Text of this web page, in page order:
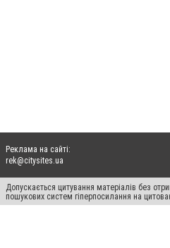
Реклама на сайті:
rek@citysites.ua
Допускається цитування матеріалів без
пошукових систем гіперпосилання на